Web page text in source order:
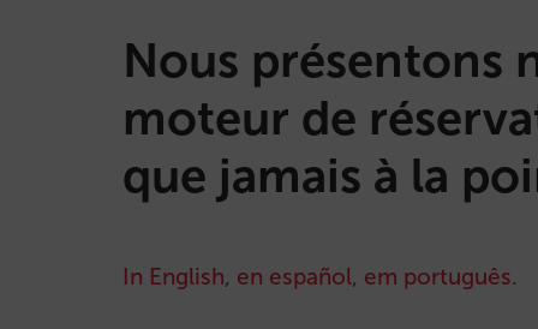
Nous présentons
moteur de
que jamais à la
In English, en español, em português.